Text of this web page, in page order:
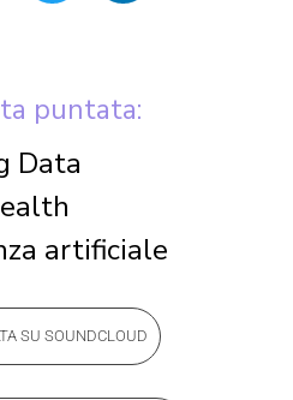
puntata:
Data
artificiale
SU SOUNDCLOUD